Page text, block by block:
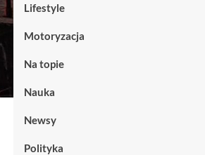
Lifestyle
Motoryzacja
Na topie
Nauka
Newsy
Polityka